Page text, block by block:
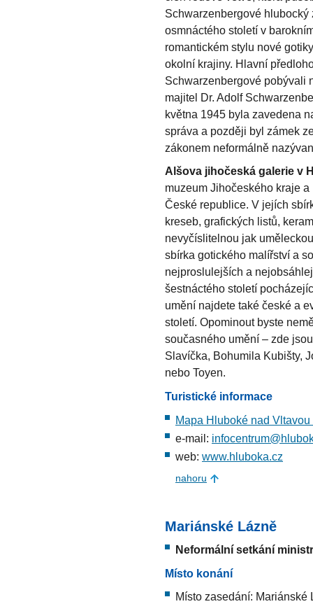
Schwarzenbergové
osmnáctého století v
romantickém stylu nové
okolní krajiny. Hlavní
Schwarzenbergové pobývali
majitel Dr. Adolf
května 1945 byla zavedena
správa a později byl zámek
zákonem neformálně
Alšova jihočeská galerie v
muzeum Jihočeského kraje
České republice. V jejích
kreseb, grafických listů,
nevyčíslitelnou jak
sbírka gotického malířství a
nejproslulejších a
šestnáctého století
umění najdete také české a
století. Opominout byste
současného umění – zde
Slavíčka, Bohumila Kubišty,
nebo Toyen.
Turistické informace
Mapa Hluboké nad Vltavou
e-mail:
web: www.hluboka.cz
nahoru
Mariánské Lázně
Neformální setkání
Místo konání
Místo zasedání: